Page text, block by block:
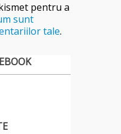
pentru a
sunt
tale.